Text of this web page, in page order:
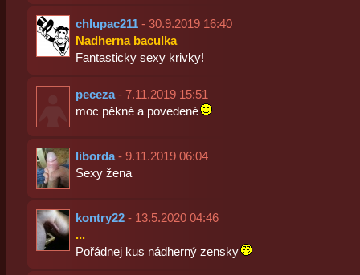
chlupac211- 30.9.2019 16:40
Nadherna baculka
Fantasticky sexy krivky!
peceza- 7.11.2019 15:51
moc pěkné a povedené
liborda- 9.11.2019 06:04
Sexy žena
kontry22- 13.5.2020 04:46
...
Pořádnej kus nádherný zensky